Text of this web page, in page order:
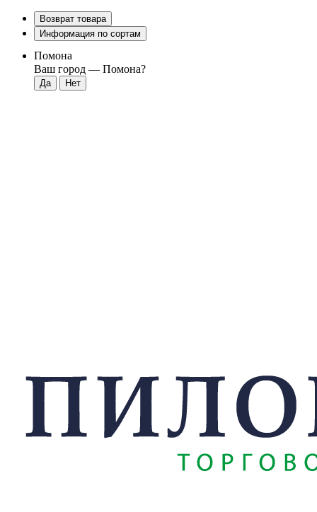
Возврат товара
Информация по сортам
Помона
Ваш город — Помона?